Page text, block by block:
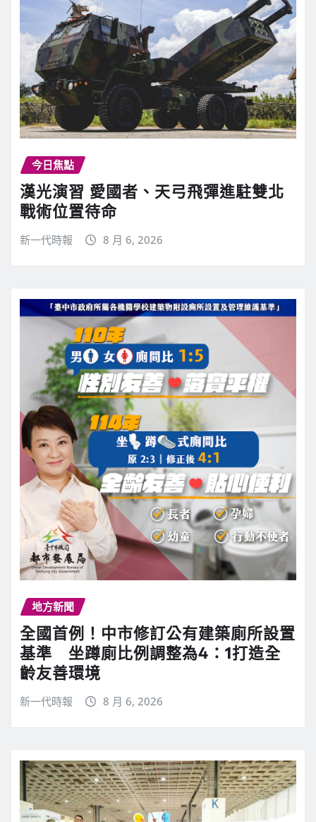
今日焦點
漢光演習 愛國者、天弓飛彈進駐雙北
戰術位置待命
新一代時報 8 月 6, 2026
地方新聞
全國首例！中市修訂公有建築廁所設置
基準 坐蹲廁比例調整為4：1打造全
齡友善環境
新一代時報 8 月 6, 2026